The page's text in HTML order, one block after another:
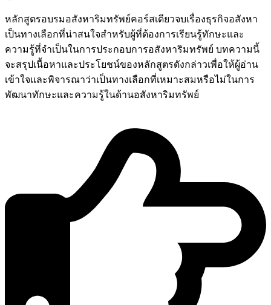
หลักสูตรอบรมอสังหาริมทรัพย์คอร์สเดียวจบเรื่องธุรกิจอสังหา
เป็นทางเลือกที่น่าสนใจสำหรับผู้ที่ต้องการเรียนรู้ทักษะและ
ความรู้ที่จำเป็นในการประกอบการอสังหาริมทรัพย์ บทความนี้
จะสรุปเนื้อหาและประโยชน์ของหลักสูตรดังกล่าวเพื่อให้ผู้อ่าน
เข้าใจและพิจารณาว่าเป็นทางเลือกที่เหมาะสมหรือไม่ในการ
พัฒนาทักษะและความรู้ในด้านอสังหาริมทรัพย์